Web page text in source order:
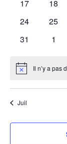
0
17
0
18
0
24
0
25
0
31
0
1
Notice Il n’y a pas
Juil